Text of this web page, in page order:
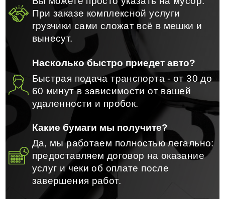
При заказе комплексной услуги
грузчики сами сложат всё в мешки и
вынесут.
Насколько быстро приедет авто?
Быстрая подача транспорта - от 30 до
60 минут в зависимости от вашей
удаленности и пробок.
Какие бумаги мы получите?
Да, мы работаем полностью легально:
предоставляем договор на оказание
услуг и чеки об оплате после
завершения работ.